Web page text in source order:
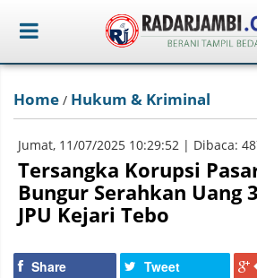
Home / Hukum & Kriminal
Jumat, 11/07/2025 10:29:52 | Dibaca:
Tersangka Korupsi
Bungur Serahkan Uang
JPU Kejari Tebo
Share Tweet